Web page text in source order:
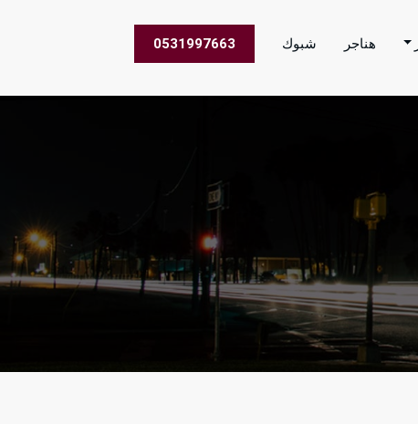
الاعمال في جميع مناطق المملكة العربية السعودية
هناجر شبوك 0531997663